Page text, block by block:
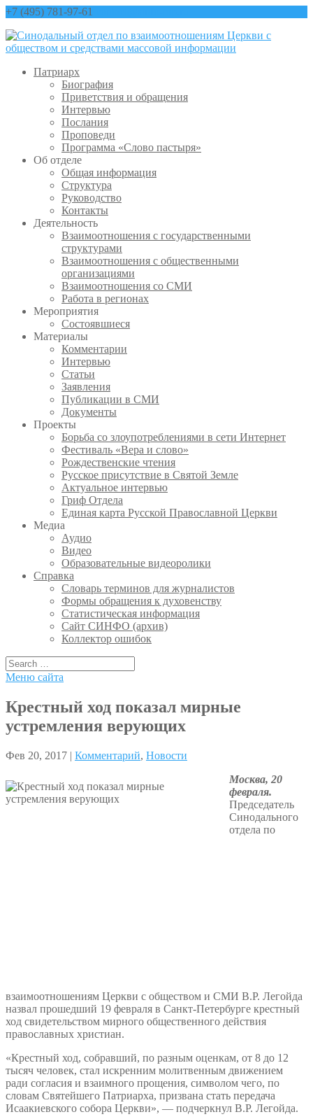
+7 (495) 781-97-61
Патриарх
Биография
Приветствия и обращения
Интервью
Послания
Проповеди
Программа «Слово пастыря»
Об отделе
Общая информация
Структура
Руководство
Контакты
Деятельность
Взаимоотношения с государственными
структурами
Взаимоотношения с общественными
организациями
Взаимоотношения со СМИ
Работа в регионах
Мероприятия
Состоявшиеся
Материалы
Комментарии
Интервью
Статьи
Заявления
Публикации в СМИ
Документы
Проекты
Борьба со злоупотреблениями в сети Интернет
Фестиваль «Вера и слово»
Рождественские чтения
Русское присутствие в Святой Земле
Актуальное интервью
Гриф Отдела
Единая карта Русской Православной Церкви
Медиа
Аудио
Видео
Образовательные видеоролики
Справка
Словарь терминов для журналистов
Формы обращения к духовенству
Статистическая информация
Сайт СИНФО (архив)
Коллектор ошибок
Меню сайта
Крестный ход показал мирные
устремления верующих
Фев 20, 2017 | Комментарий, Новости
Москва, 20
февраля.
Председатель
Синодального
отдела по
взаимоотношениям Церкви с обществом и СМИ В.Р. Легойда
назвал прошедший 19 февраля в Санкт-Петербурге крестный
ход свидетельством мирного общественного действия
православных христиан.
«Крестный ход, собравший, по разным оценкам, от 8 до 12
тысяч человек, стал искренним молитвенным движением
ради согласия и взаимного прощения, символом чего, по
словам Святейшего Патриарха, призвана стать передача
Исаакиевского собора Церкви», — подчеркнул В.Р. Легойда.